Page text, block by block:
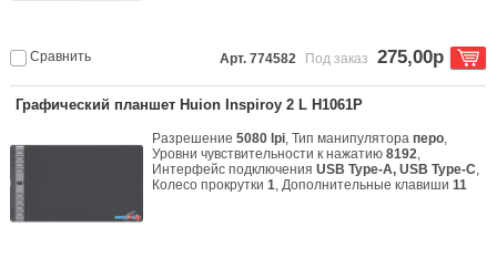
Сравнить Арт. 774582 Под заказ 275,00р
Графический планшет Huion Inspiroy 2 L H1061P
Разрешение5080 lpi, Тип манипулятораперо,
Уровни чувствительности к нажатию8192,
Интерфейс подключенияUSB Type-A, USB Type-C,
Колесо прокрутки1, Дополнительные клавиши11